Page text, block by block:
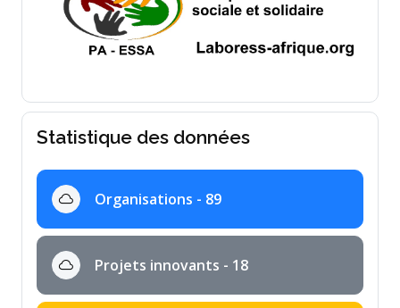
Statistique des données
Organisations - 89
Projets innovants - 18